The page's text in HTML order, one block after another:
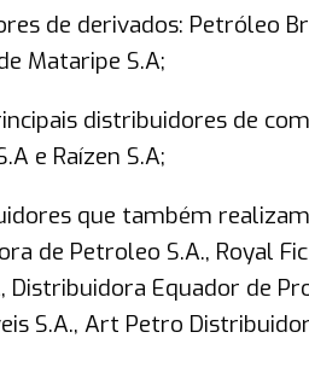
de derivados: Petróleo
Mataripe S.A;
distribuidores de
e Raízen S.A;
que também
de Petroleo S.A., Royal
Distribuidora Equador de
S.A., Art Petro